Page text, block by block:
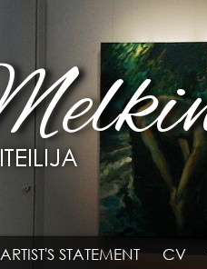
ARTIST'S STATEMENT CV